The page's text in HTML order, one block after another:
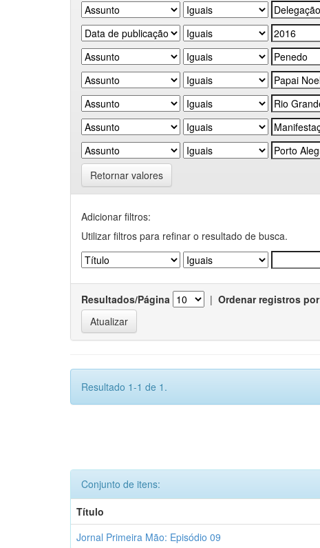
Retornar valores
Adicionar filtros:
Utilizar filtros para refinar o resultado de busca.
Resultados/Página | Ordenar registros por
Resultado 1-1 de 1.
Conjunto de itens:
Título
Jornal Primeira Mão: Episódio 09